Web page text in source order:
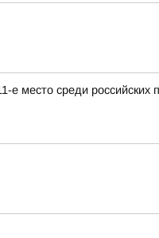
е место среди российских